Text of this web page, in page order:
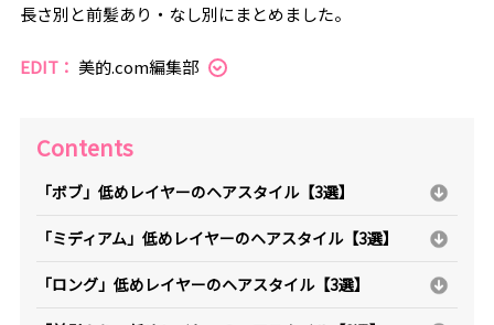
長さ別と前髪あり・なし別にまとめました。
EDIT： 美的.com編集部
Contents
「ボブ」低めレイヤーのヘアスタイル【3選】
「ミディアム」低めレイヤーのヘアスタイル【3選】
「ロング」低めレイヤーのヘアスタイル【3選】